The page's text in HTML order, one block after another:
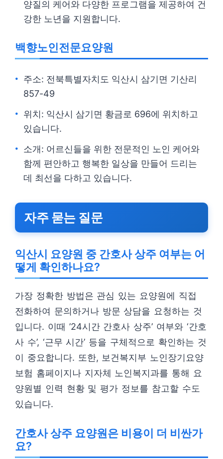
양질의 케어와 다양한 프로그램을 제공하여 건
강한 노년을 지원합니다.
백향노인전문요양원
주소: 전북특별자치도 익산시 삼기면 기산리
857-49
위치: 익산시 삼기면 황금로 696에 위치하고
있습니다.
소개: 어르신들을 위한 전문적인 노인 케어와
함께 편안하고 행복한 일상을 만들어 드리는
데 최선을 다하고 있습니다.
자주 묻는 질문
익산시 요양원 중 간호사 상주 여부는 어
떻게 확인하나요?
가장 정확한 방법은 관심 있는 요양원에 직접
전화하여 문의하거나 방문 상담을 요청하는 것
입니다. 이때 ’24시간 간호사 상주’ 여부와 ‘간호
사 수’, ‘근무 시간’ 등을 구체적으로 확인하는 것
이 중요합니다. 또한, 보건복지부 노인장기요양
보험 홈페이지나 지자체 노인복지과를 통해 요
양원별 인력 현황 및 평가 정보를 참고할 수도
있습니다.
간호사 상주 요양원은 비용이 더 비싼가
요?